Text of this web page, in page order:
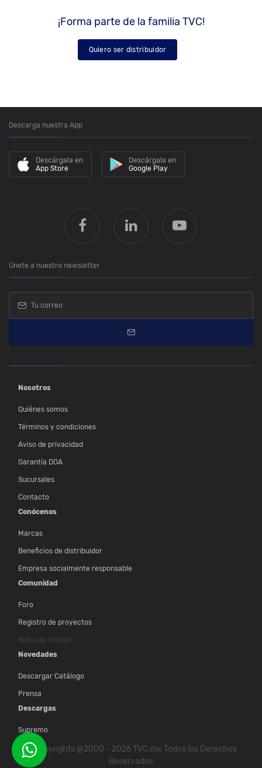
¡Forma parte de la familia TVC!
Quiero ser distribuidor
Descarga nuestra App
Descárgala en
App Store
Descárgala en
Google Play
Únete a nuestro newsletter
Nosotros
Quiénes somos
Términos y condiciones
Aviso de privacidad
Garantía DOA
Sucursales
Contacto
Conócenos
Marcas
Beneficios de distribuidor
Empresa socialmente responsable
Comunidad
Foro
Registro de proyectos
Bolsa de trabajo
Novedades
Descargar Catálogo
Prensa
Descargas
Supremo
© Copyrights @2000 - 2026 TVC.mx Todos los Derechos
Reservados